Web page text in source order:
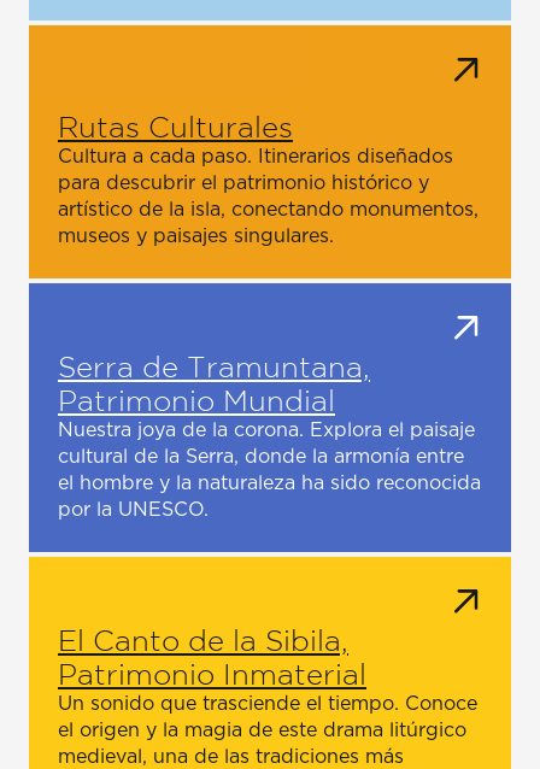
Rutas Culturales
Cultura a cada paso. Itinerarios diseñados
para descubrir el patrimonio histórico y
artístico de la isla, conectando monumentos,
museos y paisajes singulares.
Serra de Tramuntana,
Patrimonio Mundial
Nuestra joya de la corona. Explora el paisaje
cultural de la Serra, donde la armonía entre
el hombre y la naturaleza ha sido reconocida
por la UNESCO.
El Canto de la Sibila,
Patrimonio Inmaterial
Un sonido que trasciende el tiempo. Conoce
el origen y la magia de este drama litúrgico
medieval, una de las tradiciones más